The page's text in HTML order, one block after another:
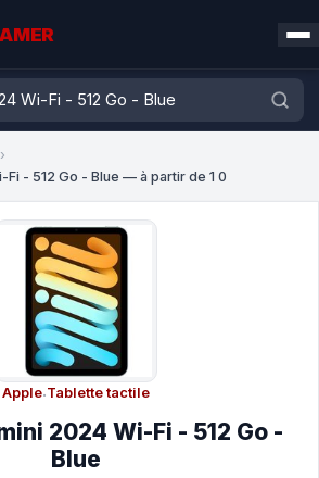
›
- 512 Go - Blue — à partir de 1 0
Apple·Tablette tactile
2024 Wi-Fi - 512 Go -
Blue